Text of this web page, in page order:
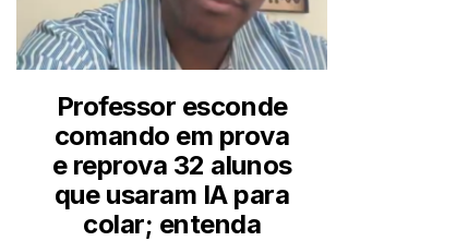
Professor esconde
comando em prova
e reprova 32 alunos
que usaram IA para
colar; entenda